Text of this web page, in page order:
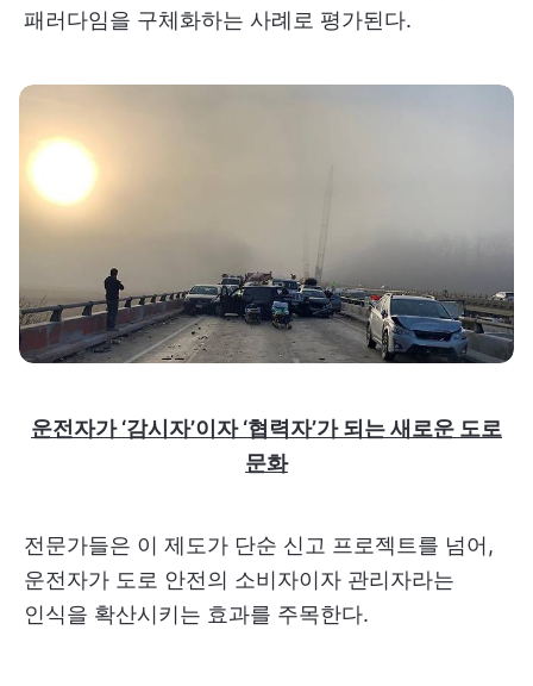
패러다임을 구체화하는 사례로 평가된다.
운전자가 ‘감시자’이자 ‘협력자’가 되는 새로운 도로
문화
전문가들은 이 제도가 단순 신고 프로젝트를 넘어,
운전자가 도로 안전의 소비자이자 관리자라는
인식을 확산시키는 효과를 주목한다.